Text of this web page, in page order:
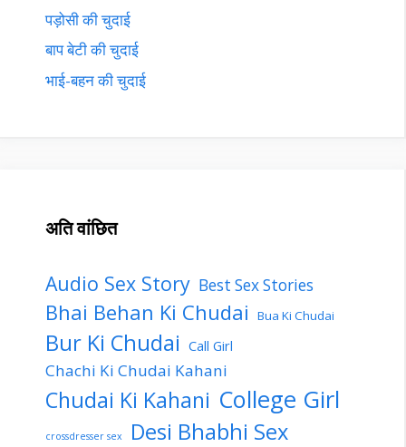
पड़ोसी की चुदाई
बाप बेटी की चुदाई
भाई-बहन की चुदाई
अति वांछित
Audio Sex Story Best Sex Stories
Bhai Behan Ki Chudai Bua Ki Chudai
Bur Ki Chudai Call Girl
Chachi Ki Chudai Kahani
Chudai Ki Kahani College Girl
crossdresser sex Desi Bhabhi Sex